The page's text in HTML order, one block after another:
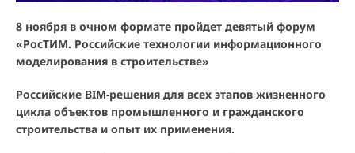
8 ноября в очном формате пройдет девятый форум
«РосТИМ. Российские технологии информационного
моделирования в строительстве»
Российские BIM-решения для всех этапов жизненного
цикла объектов промышленного и гражданского
строительства и опыт их применения.